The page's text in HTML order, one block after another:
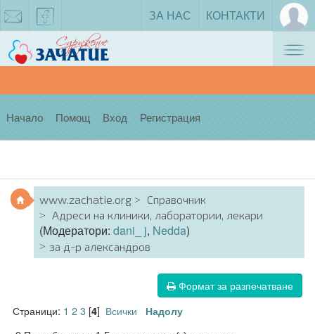
facebook
ЗА НАС КОНТАКТИ
Начало Помощ Вход Регистрация
www.zachatie.org
Справочник
Адреси на клиники, лаборатории, лекари
(Модератори: dani_ j, Nedda)
за д-р александров
Формат за разпечатване
Страници: 1 23[4] Всички Надолу